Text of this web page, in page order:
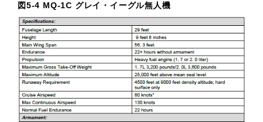
図5-4 MQ-1C グレイ・イーグル無人機